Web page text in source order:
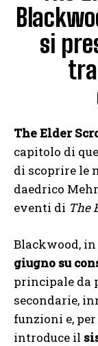
si
The Elder
capitolo di
di scoprire le
daedrico
eventi di The
Blackwood,
giugno su
principale da
secondarie,
funzioni e,
introduce il